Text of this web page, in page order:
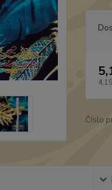
Číslo